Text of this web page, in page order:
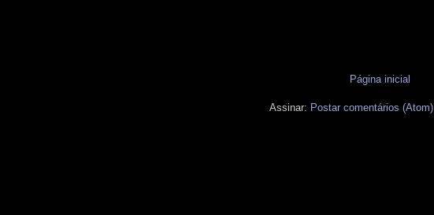
Página inicial
Assinar: Postar comentários (Atom)